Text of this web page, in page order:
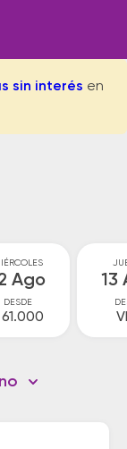
sin interés en
Ago
DESDE
61.000
13